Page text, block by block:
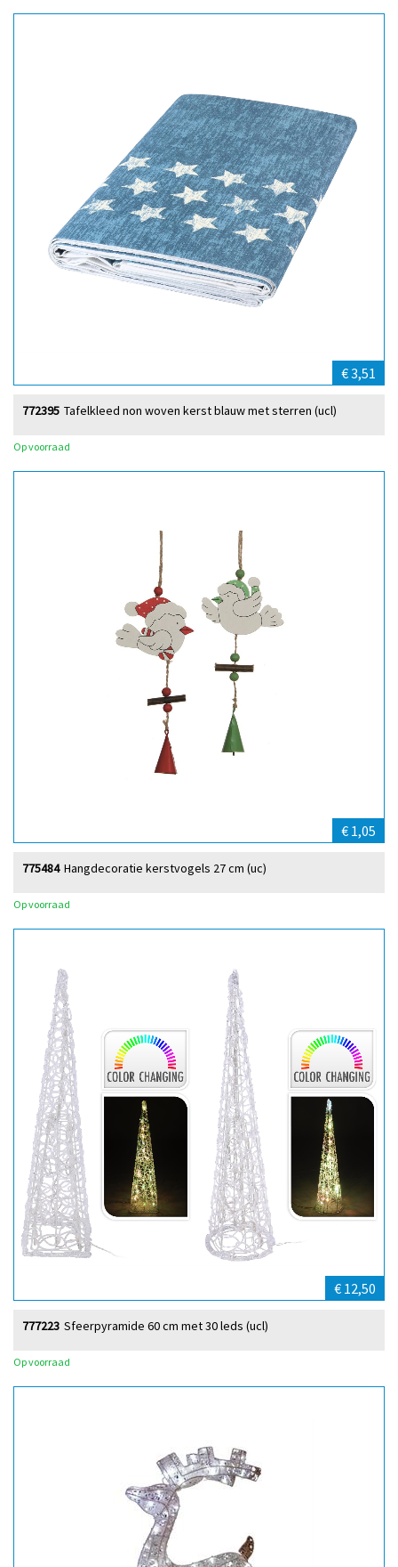
€ 3,51
Tafelkleed non woven kerst blauw met sterren (ucl)
772395
Op voorraad
€ 1,05
Hangdecoratie kerstvogels 27 cm (uc)
775484
Op voorraad
€ 12,50
Sfeerpyramide 60 cm met 30 leds (ucl)
777223
Op voorraad